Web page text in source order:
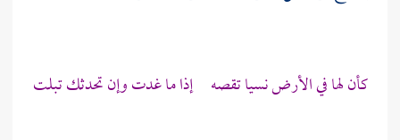
كأن لها في الأرض نسيا تقصه إذا ما غدت وإن تحدثك تبلت